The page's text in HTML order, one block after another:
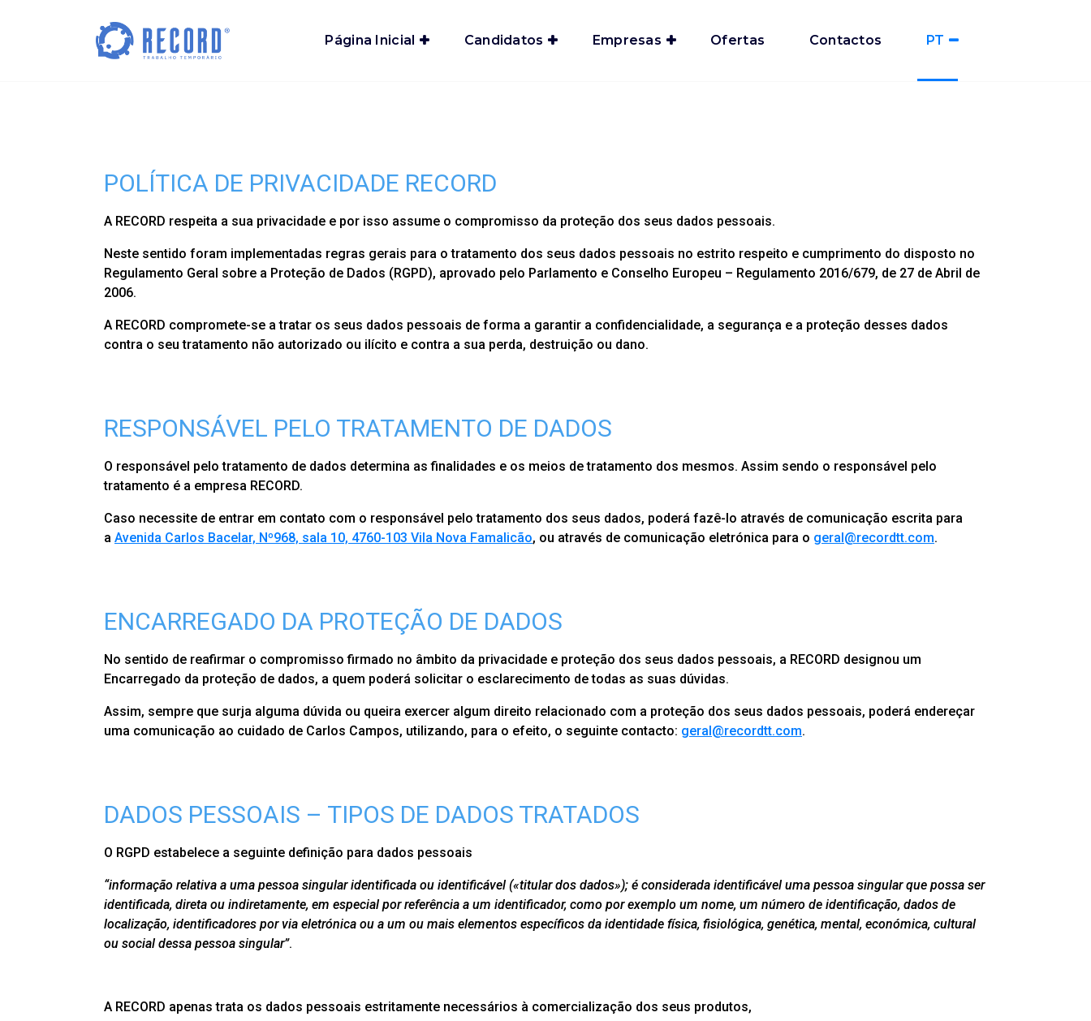
Página Inicial Candidatos Empresas Ofertas Contactos PT
POLÍTICA DE PRIVACIDADE RECORD
A RECORD respeita a sua privacidade e por isso assume o compromisso da proteção dos seus dados pessoais.
Neste sentido foram implementadas regras gerais para o tratamento dos seus dados pessoais no estrito respeito e cumprimento do disposto no
Regulamento Geral sobre a Proteção de Dados (RGPD), aprovado pelo Parlamento e Conselho Europeu – Regulamento 2016/679, de 27 de Abril de
2006.
A RECORD compromete-se a tratar os seus dados pessoais de forma a garantir a confidencialidade, a segurança e a proteção desses dados
contra o seu tratamento não autorizado ou ilícito e contra a sua perda, destruição ou dano.
RESPONSÁVEL PELO TRATAMENTO DE DADOS
O responsável pelo tratamento de dados determina as finalidades e os meios de tratamento dos mesmos. Assim sendo o responsável pelo
tratamento é a empresa RECORD.
Caso necessite de entrar em contato com o responsável pelo tratamento dos seus dados, poderá fazê-lo através de comunicação escrita para
a Avenida Carlos Bacelar, Nº968, sala 10, 4760-103 Vila Nova Famalicão, ou através de comunicação eletrónica para o geral@recordtt.com.
ENCARREGADO DA PROTEÇÃO DE DADOS
No sentido de reafirmar o compromisso firmado no âmbito da privacidade e proteção dos seus dados pessoais, a RECORD designou um
Encarregado da proteção de dados, a quem poderá solicitar o esclarecimento de todas as suas dúvidas.
Assim, sempre que surja alguma dúvida ou queira exercer algum direito relacionado com a proteção dos seus dados pessoais, poderá endereçar
uma comunicação ao cuidado de Carlos Campos, utilizando, para o efeito, o seguinte contacto: geral@recordtt.com.
DADOS PESSOAIS – TIPOS DE DADOS TRATADOS
O RGPD estabelece a seguinte definição para dados pessoais
“informação relativa a uma pessoa singular identificada ou identificável («titular dos dados»); é considerada identificável uma pessoa singular que possa ser
identificada, direta ou indiretamente, em especial por referência a um identificador, como por exemplo um nome, um número de identificação, dados de
localização, identificadores por via eletrónica ou a um ou mais elementos específicos da identidade física, fisiológica, genética, mental, económica, cultural
ou social dessa pessoa singular”.
A RECORD apenas trata os dados pessoais estritamente necessários à comercialização dos seus produtos,